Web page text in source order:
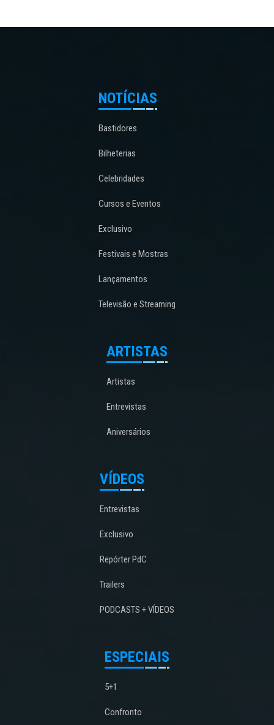
NOTÍCIAS
Bastidores
Bilheterias
Celebridades
Cursos e Eventos
Exclusivo
Festivais e Mostras
Lançamentos
Televisão e Streaming
ARTISTAS
Artistas
Entrevistas
Aniversários
VÍDEOS
Entrevistas
Exclusivo
Repórter PdC
Trailers
PODCASTS + VÍDEOS
ESPECIAIS
5+1
Confronto